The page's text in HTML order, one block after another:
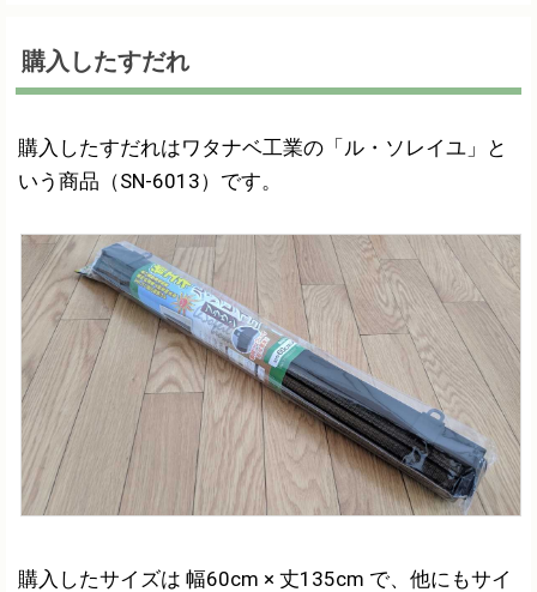
購入したすだれ
購入したすだれはワタナベ工業の「ル・ソレイユ」と
いう商品（SN-6013）です。
購入したサイズは 幅60cm × 丈135cm で、他にもサイ